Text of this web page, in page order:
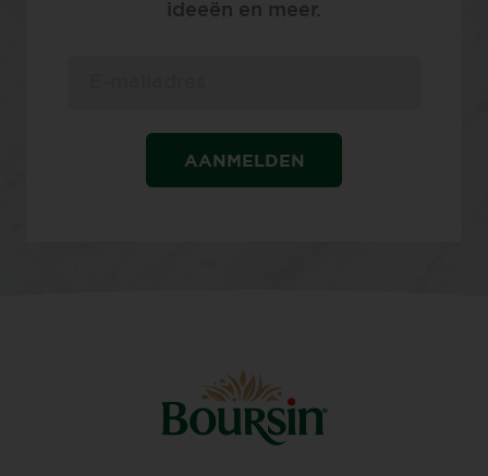
ideeën en meer.
AANMELDEN